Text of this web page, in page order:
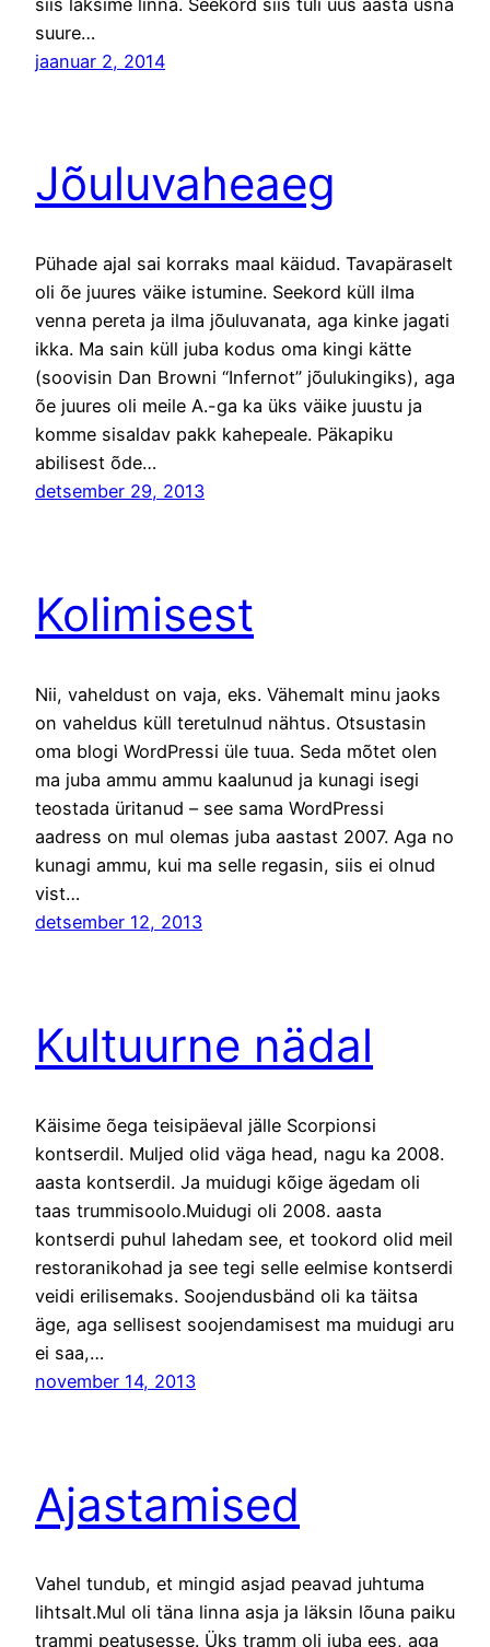
suure…
jaanuar 2, 2014
Jõuluvaheaeg
Pühade ajal sai korraks maal käidud. Tavapäraselt
oli õe juures väike istumine. Seekord küll ilma
venna pereta ja ilma jõuluvanata, aga kinke jagati
ikka. Ma sain küll juba kodus oma kingi kätte
(soovisin Dan Browni “Infernot” jõulukingiks), aga
õe juures oli meile A.-ga ka üks väike juustu ja
komme sisaldav pakk kahepeale. Päkapiku
abilisest õde…
detsember 29, 2013
Kolimisest
Nii, vaheldust on vaja, eks. Vähemalt minu jaoks
on vaheldus küll teretulnud nähtus. Otsustasin
oma blogi WordPressi üle tuua. Seda mõtet olen
ma juba ammu ammu kaalunud ja kunagi isegi
teostada üritanud – see sama WordPressi
aadress on mul olemas juba aastast 2007. Aga no
kunagi ammu, kui ma selle regasin, siis ei olnud
vist…
detsember 12, 2013
Kultuurne nädal
Käisime õega teisipäeval jälle Scorpionsi
kontserdil. Muljed olid väga head, nagu ka 2008.
aasta kontserdil. Ja muidugi kõige ägedam oli
taas trummisoolo.Muidugi oli 2008. aasta
kontserdi puhul lahedam see, et tookord olid meil
restoranikohad ja see tegi selle eelmise kontserdi
veidi erilisemaks. Soojendusbänd oli ka täitsa
äge, aga sellisest soojendamisest ma muidugi aru
ei saa,…
november 14, 2013
Ajastamised
Vahel tundub, et mingid asjad peavad juhtuma
lihtsalt.Mul oli täna linna asja ja läksin lõuna paiku
trammi peatusesse. Üks tramm oli juba ees, aga